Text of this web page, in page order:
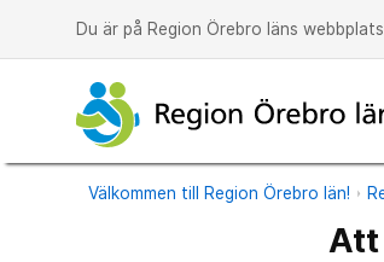
Du är på Region Örebro läns
Välkommen till Region Örebro län!
Att